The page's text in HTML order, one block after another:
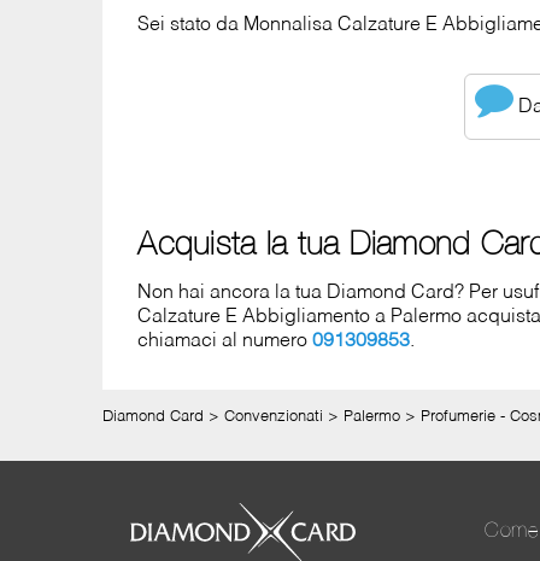
Sei stato da Monnalisa Calzature E
Acquista la tua Diamond
Non hai ancora la tua Diamond Card? Per
Calzature E Abbigliamento a Palermo
chiamaci al numero091309853.
Diamond Card > Convenzionati > Palermo > Profumerie -